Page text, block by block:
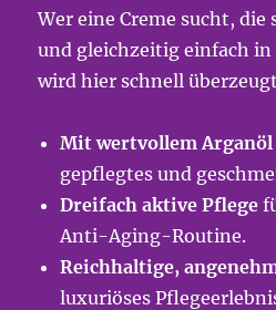
Wer eine Creme sucht,
und gleichzeitig einfach
wird hier schnell
Mit wertvollem Arganöl
gepflegtes und
Dreifach aktive Pflege
Anti-Aging-Routine.
Reichhaltige,
luxuriöses